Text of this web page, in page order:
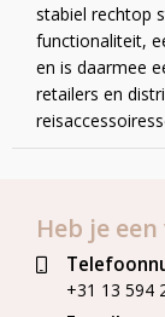
stabiel rechtop
functionaliteit,
en is daarmee
retailers en
Heb je
+31 13 594